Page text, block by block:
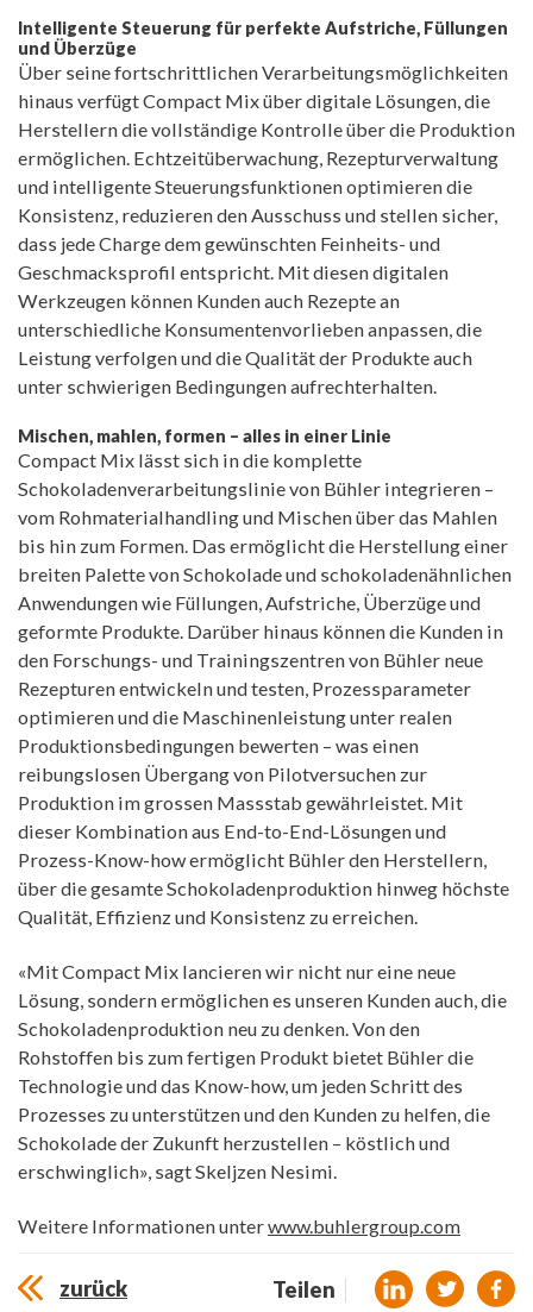
Intelligente Steuerung für perfekte Aufstriche, Füllungen
und Überzüge
Über seine fortschrittlichen Verarbeitungsmöglichkeiten
hinaus verfügt Compact Mix über digitale Lösungen, die
Herstellern die vollständige Kontrolle über die Produktion
ermöglichen. Echtzeitüberwachung, Rezepturverwaltung
und intelligente Steuerungsfunktionen optimieren die
Konsistenz, reduzieren den Ausschuss und stellen sicher,
dass jede Charge dem gewünschten Feinheits- und
Geschmacksprofil entspricht. Mit diesen digitalen
Werkzeugen können Kunden auch Rezepte an
unterschiedliche Konsumentenvorlieben anpassen, die
Leistung verfolgen und die Qualität der Produkte auch
unter schwierigen Bedingungen aufrechterhalten.
Mischen, mahlen, formen – alles in einer Linie
Compact Mix lässt sich in die komplette
Schokoladenverarbeitungslinie von Bühler integrieren –
vom Rohmaterialhandling und Mischen über das Mahlen
bis hin zum Formen. Das ermöglicht die Herstellung einer
breiten Palette von Schokolade und schokoladenähnlichen
Anwendungen wie Füllungen, Aufstriche, Überzüge und
geformte Produkte. Darüber hinaus können die Kunden in
den Forschungs- und Trainingszentren von Bühler neue
Rezepturen entwickeln und testen, Prozessparameter
optimieren und die Maschinenleistung unter realen
Produktionsbedingungen bewerten – was einen
reibungslosen Übergang von Pilotversuchen zur
Produktion im grossen Massstab gewährleistet. Mit
dieser Kombination aus End-to-End-Lösungen und
Prozess-Know-how ermöglicht Bühler den Herstellern,
über die gesamte Schokoladenproduktion hinweg höchste
Qualität, Effizienz und Konsistenz zu erreichen.
«Mit Compact Mix lancieren wir nicht nur eine neue
Lösung, sondern ermöglichen es unseren Kunden auch, die
Schokoladenproduktion neu zu denken. Von den
Rohstoffen bis zum fertigen Produkt bietet Bühler die
Technologie und das Know-how, um jeden Schritt des
Prozesses zu unterstützen und den Kunden zu helfen, die
Schokolade der Zukunft herzustellen – köstlich und
erschwinglich», sagt Skeljzen Nesimi.
Weitere Informationen unterwww.buhlergroup.com
zurück Teilen